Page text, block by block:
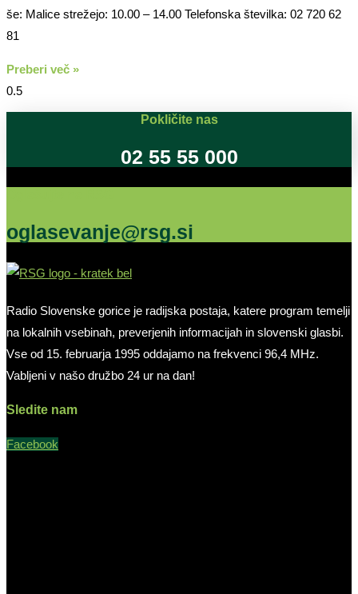
še: Malice strežejo: 10.00 – 14.00 Telefonska številka: 02 720 62
81
Preberi več »
Pokličite nas
02 55 55 000
oglasevanje@rsg.si
Radio Slovenske gorice je radijska postaja, katere program temelji
na lokalnih vsebinah, preverjenih informacijah in slovenski glasbi.
Vse od 15. februarja 1995 oddajamo na frekvenci 96,4 MHz.
Vabljeni v našo družbo 24 ur na dan!
Sledite nam
Facebook